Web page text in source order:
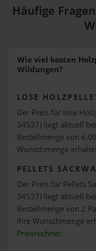
Häufige
Wie viel kosten
Wildungen?
LOSE
Der Preis für lose
34537) liegt aktuell bei
Bestellmenge von
Wunschmenge
PELLETS
Der Preis für Pellets
34537) liegt aktuell bei
Bestellmenge von 2
Ihre Wunschmenge
Preisrechner.